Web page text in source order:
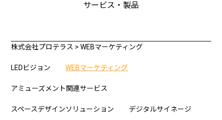
サービス・製品
株式会社プロテラス >WEBマーケティング
LEDビジョン WEBマーケティング
アミューズメント関連サービス
スペースデザインソリューション デジタルサイネージ